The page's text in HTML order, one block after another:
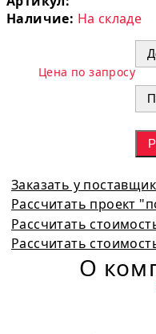
Наличие: На складе
Цена по запросу
Заказать у
Рассчитать проект
Рассчитать
Рассчитать
О